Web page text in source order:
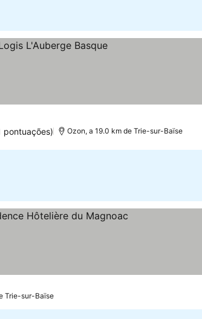
pontuações) Ozon, a 19.0 km de Trie-sur-Baïse
Trie-sur-Baïse